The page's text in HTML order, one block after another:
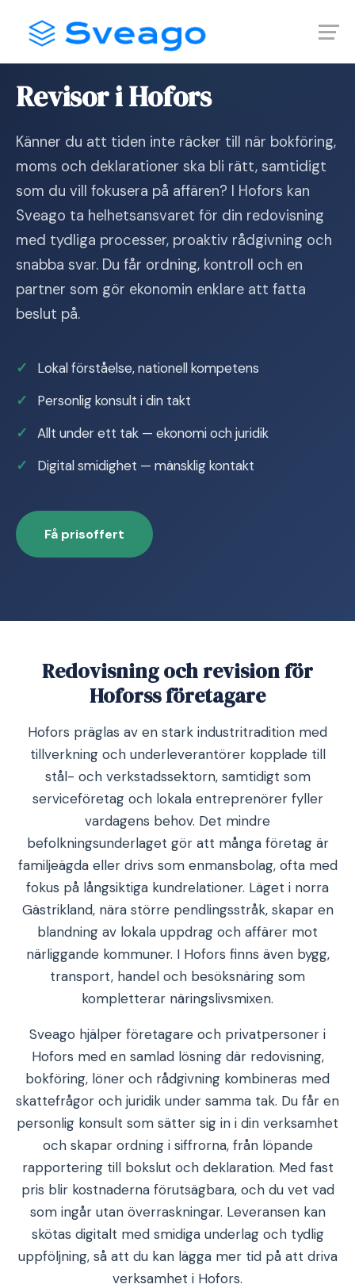
content
Revisor i Hofors
Känner du att tiden inte räcker till när bokföring,
moms och deklarationer ska bli rätt, samtidigt
som du vill fokusera på affären? I Hofors kan
Sveago ta helhetsansvaret för din redovisning
med tydliga processer, proaktiv rådgivning och
snabba svar. Du får ordning, kontroll och en
partner som gör ekonomin enklare att fatta
beslut på.
Lokal förståelse, nationell kompetens
Personlig konsult i din takt
Allt under ett tak — ekonomi och juridik
Digital smidighet — mänsklig kontakt
Få prisoffert
Redovisning och revision för
Hoforss företagare
Hofors präglas av en stark industritradition med
tillverkning och underleverantörer kopplade till
stål- och verkstadssektorn, samtidigt som
serviceföretag och lokala entreprenörer fyller
vardagens behov. Det mindre
befolkningsunderlaget gör att många företag är
familjeägda eller drivs som enmansbolag, ofta med
fokus på långsiktiga kundrelationer. Läget i norra
Gästrikland, nära större pendlingsstråk, skapar en
blandning av lokala uppdrag och affärer mot
närliggande kommuner. I Hofors finns även bygg,
transport, handel och besöksnäring som
kompletterar näringslivsmixen.
Sveago hjälper företagare och privatpersoner i
Hofors med en samlad lösning där redovisning,
bokföring, löner och rådgivning kombineras med
skattefrågor och juridik under samma tak. Du får en
personlig konsult som sätter sig in i din verksamhet
och skapar ordning i siffrorna, från löpande
rapportering till bokslut och deklaration. Med fast
pris blir kostnaderna förutsägbara, och du vet vad
som ingår utan överraskningar. Leveransen kan
skötas digitalt med smidiga underlag och tydlig
uppföljning, så att du kan lägga mer tid på att driva
verksamhet i Hofors.